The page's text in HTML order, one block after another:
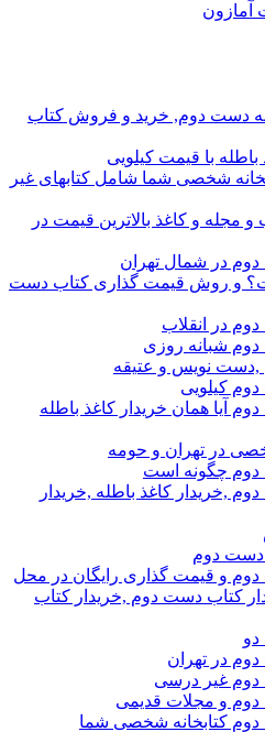
آمازون
دست دوم, خرید و فروش کتاب
با قیمت کیلویی
شخصی شما شامل کتابهای غیر
و مجله و کاغذ بالاترین قیمت در
در شمال تهران
و روش قیمت گذاری کتاب دست
در انقلاب
شبانه روزی
,دست نویس و عتیقه
کیلویی
آیا همان خریدار کاغذ باطله
در تهران و حومه
دوم چگونه است
,خریدار کاغذ باطله ,خریدار
دست دوم
و قیمت گذاری رایگان در محل
کتاب دست دوم ,خریدار کتاب
در تهران
دوم غیر درسی
و مجلات قدیمی
کتابخانه شخصی شما